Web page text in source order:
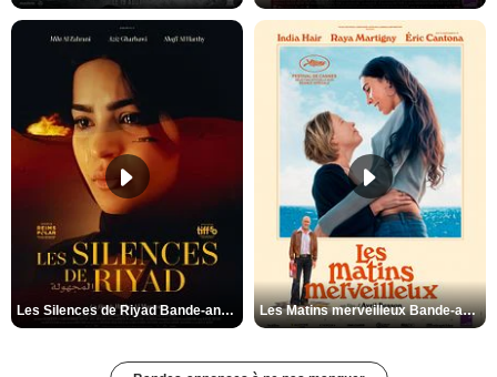
Les Silences de Riyad Bande-annonce VO STFR Les Matins merveilleux Bande-annonce VF